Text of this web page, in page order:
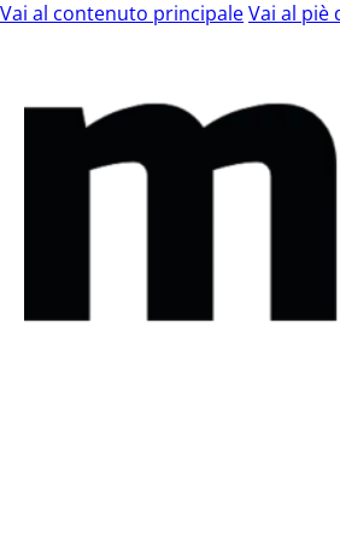
Vai al contenuto principaleVai al piè